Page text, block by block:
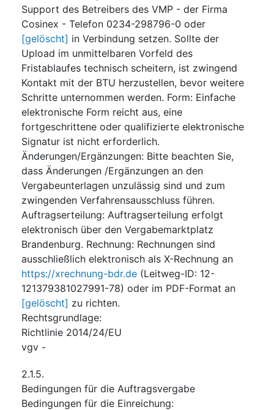
Support des Betreibers des VMP - der Firma
Cosinex - Telefon 0234-298796-0 oder
[gelöscht] in Verbindung setzen. Sollte der
Upload im unmittelbaren Vorfeld des
Fristablaufes technisch scheitern, ist zwingend
Kontakt mit der BTU herzustellen, bevor weitere
Schritte unternommen werden. Form: Einfache
elektronische Form reicht aus, eine
fortgeschrittene oder qualifizierte elektronische
Signatur ist nicht erforderlich.
Änderungen/Ergänzungen: Bitte beachten Sie,
dass Änderungen /Ergänzungen an den
Vergabeunterlagen unzulässig sind und zum
zwingenden Verfahrensausschluss führen.
Auftragserteilung: Auftragserteilung erfolgt
elektronisch über den Vergabemarktplatz
Brandenburg. Rechnung: Rechnungen sind
ausschließlich elektronisch als X-Rechnung an
https://xrechnung-bdr.de (Leitweg-ID: 12-
121379381027991-78) oder im PDF-Format an
[gelöscht] zu richten.
Rechtsgrundlage:
Richtlinie 2014/24/EU
vgv -
2.1.5.
Bedingungen für die Auftragsvergabe
Bedingungen für die Einreichung: